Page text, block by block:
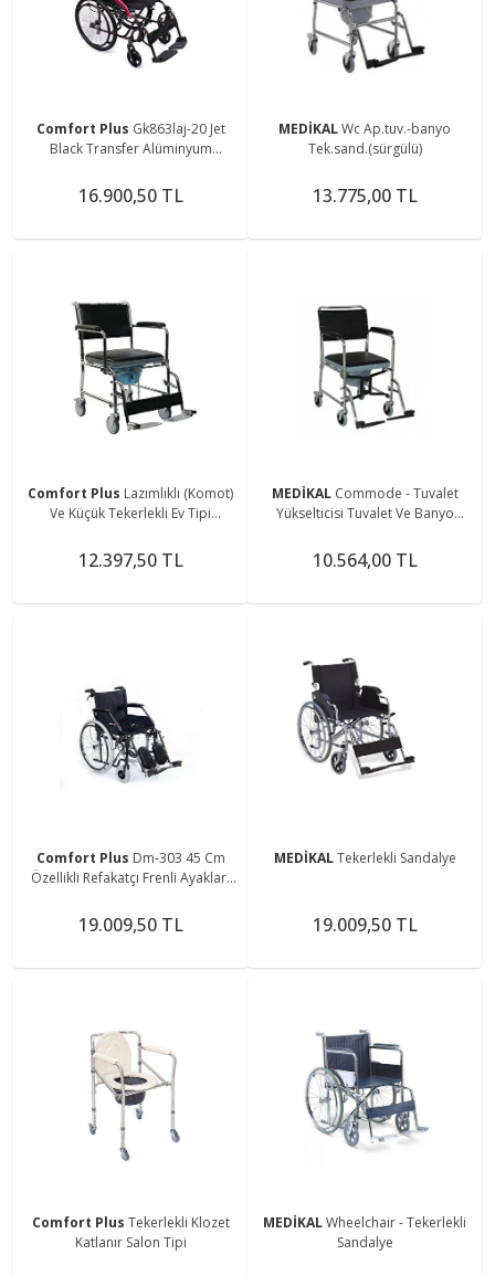
Comfort Plus Gk863laj-20 Jet
Black Transfer Alüminyum
16.900,50 TL
MEDİKALWc Ap.tuv.-banyo
Tek.sand.(sürgülü)
13.775,00 TL
Comfort Plus Lazımlıklı (Komot)
Ve Küçük Tekerlekli Ev Tipi
12.397,50 TL
MEDİKAL Commode - Tuvalet
Yükselticisi Tuvalet Ve Banyo
10.564,00 TL
Comfort Plus Dm-303 45 Cm
Özellikli Refakatçı Frenli Ayakları
19.009,50 TL
MEDİKALTekerlekli Sandalye
19.009,50 TL
Comfort Plus Tekerlekli Klozet
Katlanır Salon Tipi
MEDİKALWheelchair - Tekerlekli
Sandalye